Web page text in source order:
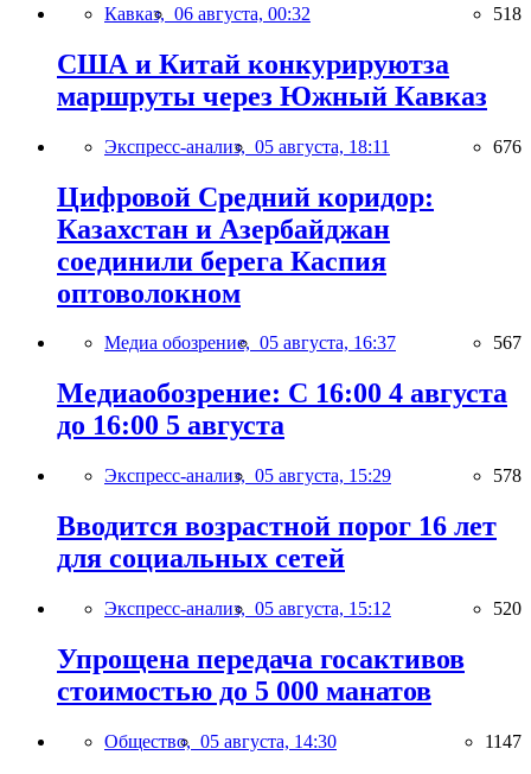
Кавказ, 06 августа, 00:32 518
США и Китай конкурируютза
маршруты через Южный Кавказ
Экспресс-анализ, 05 августа, 18:11 676
Цифровой Средний коридор:
Казахстан и Азербайджан
соединили берега Каспия
оптоволокном
Медиа обозрение, 05 августа, 16:37 567
Медиаобозрение: С 16:00 4 августа
до 16:00 5 августа
Экспресс-анализ, 05 августа, 15:29 578
Вводится возрастной порог 16 лет
для социальных сетей
Экспресс-анализ, 05 августа, 15:12 520
Упрощена передача госактивов
стоимостью до 5 000 манатов
Общество, 05 августа, 14:30 1147